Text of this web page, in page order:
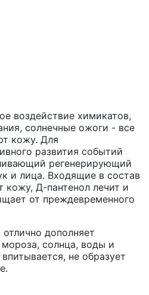
воздействие химикатов,
солнечные ожоги - все
кожу. Для
развития событий
регенерирующий
и лица. Входящие в состав
кожу, Д-пантенол лечит и
от преждевременного
дополняет
солнца, воды и
не образует